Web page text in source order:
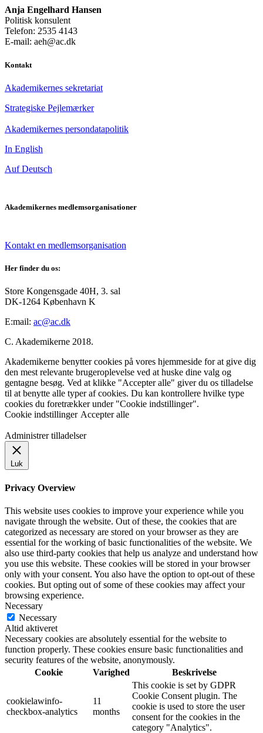
Anja Engelhard Hansen
Politisk konsulent
Telefon: 2535 4143
E-mail: aeh@ac.dk
Kontakt
Akademikernes sekretariat
Strategiske Pejlemærker
Akademikernes persondatapolitik
In English
Auf Deutsch
Akademikernes medlemsorganisationer
Kontakt en medlemsorganisation
Her finder du os:
Store Kongensgade 40H, 3. sal
DK-1264 København K
E:mail: ac@ac.dk
C. Akademikerne 2018.
Akademikerne benytter cookies på vores hjemmeside for at give dig
den mest relevante brugeroplevelse ved at huske dine valg og
gentagne besøg. Ved at klikke "Accepter alle" giver du os tilladelse
til at benytte alle typer af cookies. Du kan kontrollere hvilke type
cookies du foretrækker under "Cookie indstillinger".
Cookie indstillinger Accepter alle
Administrer tilladelser
Luk
Privacy Overview
This website uses cookies to improve your experience while you
navigate through the website. Out of these, the cookies that are
categorized as necessary are stored on your browser as they are
essential for the working of basic functionalities of the website. We
also use third-party cookies that help us analyze and understand how
you use this website. These cookies will be stored in your browser
only with your consent. You also have the option to opt-out of these
cookies. But opting out of some of these cookies may affect your
browsing experience.
Necessary
Necessary
Altid aktiveret
Necessary cookies are absolutely essential for the website to
function properly. These cookies ensure basic functionalities and
security features of the website, anonymously.
Cookie
Varighed Beskrivelse
cookielawinfo-
checkbox-analytics
11
months
This cookie is set by GDPR
Cookie Consent plugin. The
cookie is used to store the user
consent for the cookies in the
category "Analytics".